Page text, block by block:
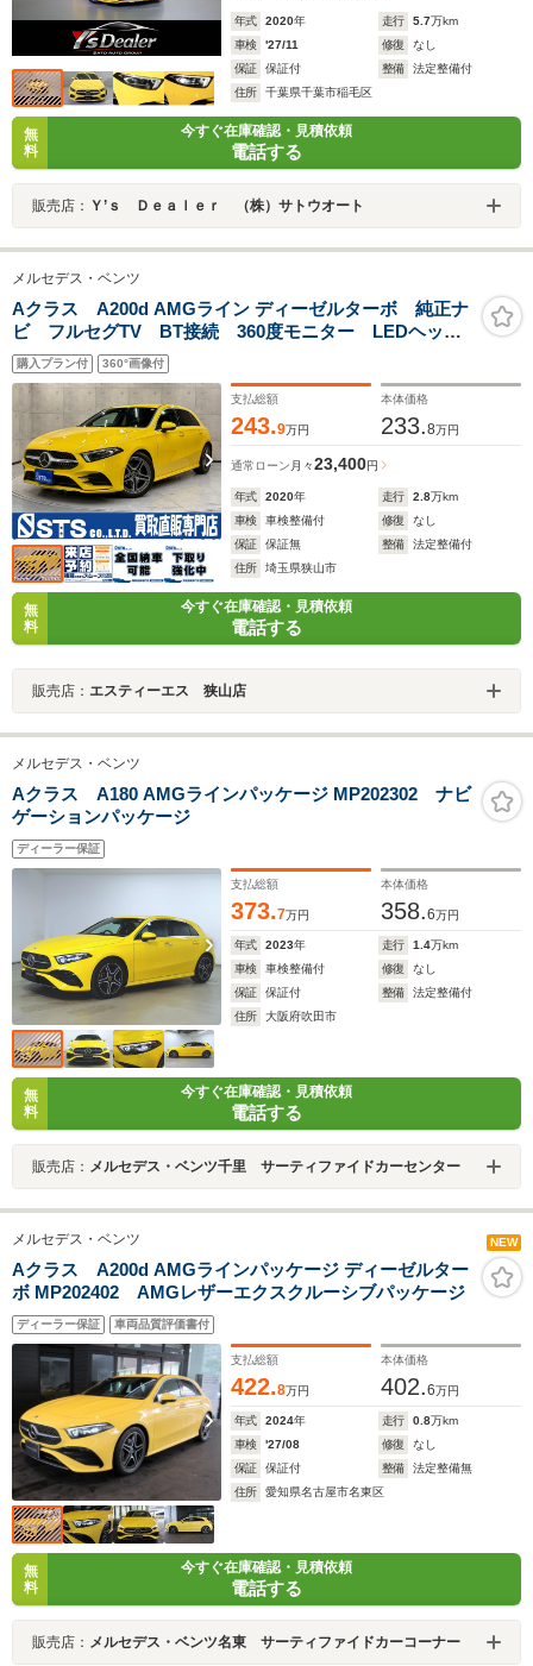
年式 2020年 走行 5.7万km
車検
'27/11 修復
なし
保証
保証付 整備
法定整備付
住所
千葉県千葉市稲毛区
無
料
今すぐ在庫確認・見積依頼
電話する
販売店： Ｙ’ｓ Ｄｅａｌｅｒ （株）サトウオート
メルセデス・ベンツ
Aクラス A200d AMGライン ディーゼルターボ 純正ナ
ビ フルセグTV BT接続 360度モニター LEDヘッド
ライト 純正18インチアルミ ハーフレザーシート パ
ワーシート シートヒーター レーダークルーズ
HUD ドラレコ スマートキー ETC
購入プラン付 360°画像付
支払総額
243.9万円
本体価格
233.8万円
通常ローン 月々23,400円
年式 2020年 走行 2.8万km
車検
車検整備付 修復
なし
保証
保証無 整備
法定整備付
住所
埼玉県狭山市
無
料
今すぐ在庫確認・見積依頼
電話する
販売店： エスティーエス 狭山店
メルセデス・ベンツ
Aクラス A180 AMGラインパッケージ MP202302 ナビ
ゲーションパッケージ
ディーラー保証
支払総額
373.7万円
本体価格
358.6万円
年式 2023年 走行 1.4万km
車検
車検整備付 修復
なし
保証
保証付 整備
法定整備付
住所
大阪府吹田市
無
料
今すぐ在庫確認・見積依頼
電話する
販売店： メルセデス・ベンツ千里 サーティファイドカーセンター
メルセデス・ベンツ NEW
Aクラス A200d AMGラインパッケージ ディーゼルター
ボ MP202402 AMGレザーエクスクルーシブパッケージ
ディーラー保証 車両品質評価書付
支払総額
422.8万円
本体価格
402.6万円
年式 2024年 走行 0.8万km
車検
'27/08 修復
なし
保証
保証付 整備
法定整備無
住所
愛知県名古屋市名東区
無
料
今すぐ在庫確認・見積依頼
電話する
販売店： メルセデス・ベンツ名東 サーティファイドカーコーナー